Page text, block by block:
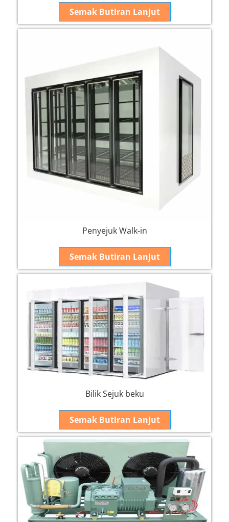
Semak Butiran Lanjut
Penyejuk Walk-in
Semak Butiran Lanjut
Bilik Sejuk beku
Semak Butiran Lanjut